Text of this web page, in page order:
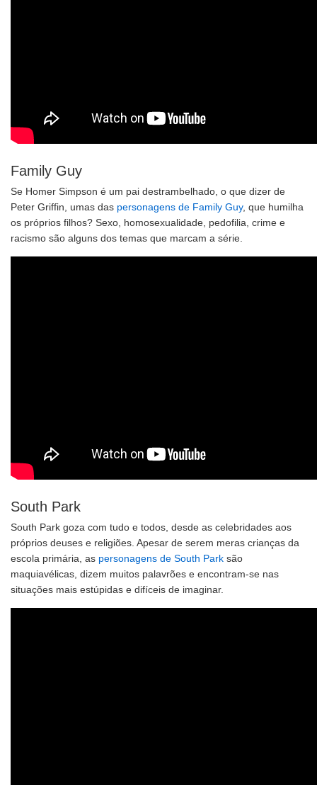
Family Guy
Se Homer Simpson é um pai destrambelhado, o que dizer de
Peter Griffin, umas das personagens de Family Guy, que humilha
os próprios filhos? Sexo, homosexualidade, pedofilia, crime e
racismo são alguns dos temas que marcam a série.
South Park
South Park goza com tudo e todos, desde as celebridades aos
próprios deuses e religiões. Apesar de serem meras crianças da
escola primária, as personagens de South Park são
maquiavélicas, dizem muitos palavrões e encontram-se nas
situações mais estúpidas e difíceis de imaginar.